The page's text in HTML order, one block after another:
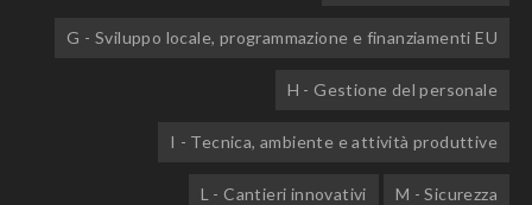
G - Sviluppo locale, programmazione e finanziamenti EU
H - Gestione del personale
I - Tecnica, ambiente e attività produttive
L - Cantieri innovativi M - Sicurezza